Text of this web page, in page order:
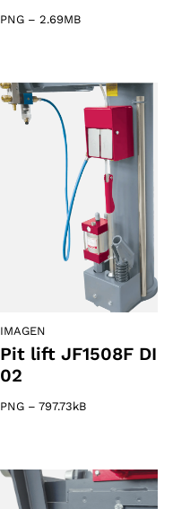
PNG – 2.69MB
IMAGEN
Pit lift JF1508F DI
02
PNG – 797.73kB